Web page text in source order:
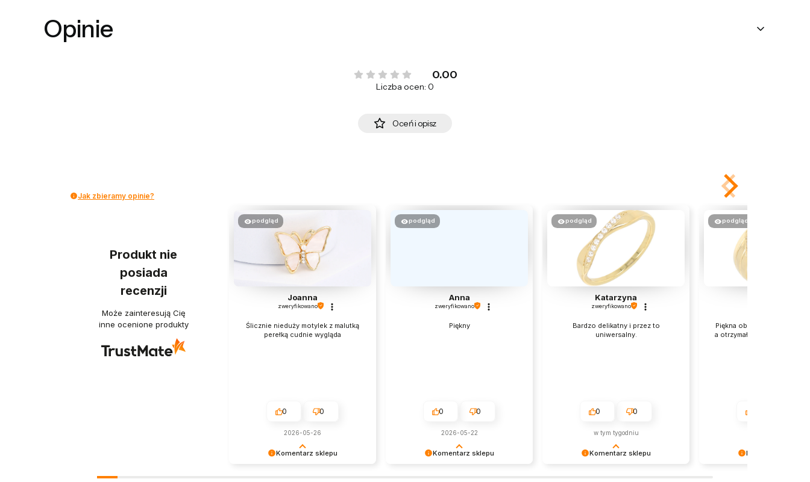
Opinie
0.00
Liczba ocen: 0
Oceń i opisz
Jak zbieramy opinie?
Produkt nie
posiada
recenzji
Może zainteresują Cię
inne ocenione produkty
Komentarz sklepu
podgląd
Joanna
zweryfikowano
Ślicznie nieduży motylek z malutką
perełką cudnie wygląda
0 0
2026-05-26
Komentarz sklepu
podgląd
Anna
zweryfikowano
Piękny
0 0
2026-05-22
Komentarz sklepu
podgląd
Katarzyna
zweryfikowano
Bardzo delikatny i przez to
uniwersalny.
0 0
w tym tygodniu
Komentarz sklepu
podgląd
Piękna obrączka,tylko
a otrzymałam 7 i jest trochę